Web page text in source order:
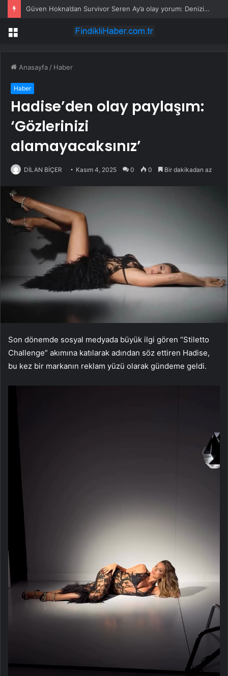
Güven Hokna’dan Survivor Seren Ay’a olay yorum: Denizi pisletiyorsun
Menü
Anasayfa / Haber
Haber
Hadise’den olay paylaşım:
‘Gözlerinizi
alamayacaksınız’
DİLAN BİÇER Kasım 4, 2025 0 0 Bir dakikadan az
Son dönemde sosyal medyada büyük ilgi gören “Stiletto
Challenge” akımına katılarak adından söz ettiren Hadise,
bu kez bir markanın reklam yüzü olarak gündeme geldi.